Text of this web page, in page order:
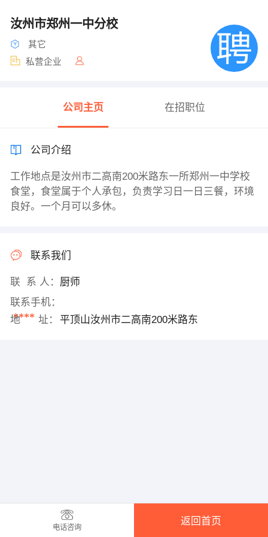
汝州市郑州一中分校
其它
私营企业
公司主页 在招职位
公司介绍
工作地点是汝州市二高南200米路东一所郑州一中学校
食堂，食堂属于个人承包，负责学习日一日三餐，环境
良好。一个月可以多休。
联系我们
联 系 人： 厨师
联系手机：
****
地 址： 平顶山汝州市二高南200米路东
电话咨询
返回首页